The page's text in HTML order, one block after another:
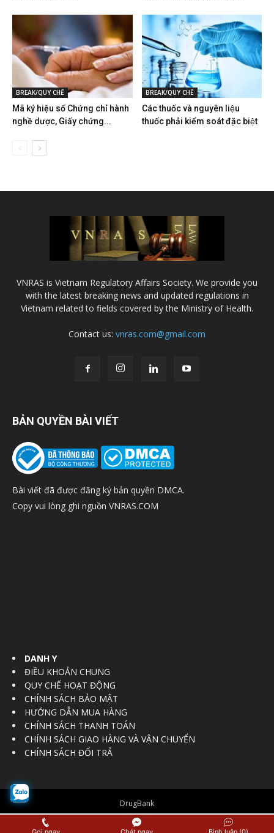
BREAK/QUY CHẾ
Mã ký hiệu số Chứng chỉ hành
nghề dược, Giấy chứng...
BREAK/QUY CHẾ
Các thuốc và nguyên liệu
thuốc phải kiểm soát đặc biệt
VNRAS is Vietnam Regulatory Affairs Society. We provide you
with the latest breaking news and updated regulations in
Vietnam related to fields covered by the Ministry of Health.
Contact us: vnras.com@gmail.com
BẢN QUYỀN BÀI VIẾT
Bài viết đã được đăng ký bản quyền DMCA.
Copy vui lòng ghi nguồn VNRAS.COM
DANH Y
ĐIỀU KHOẢN CHUNG
QUY CHẾ HOẠT ĐỘNG
CHÍNH SÁCH BẢO MẬT
HƯỚNG DẪN MUA HÀNG
CHÍNH SÁCH THANH TOÁN
CHÍNH SÁCH GIAO HÀNG VÀ VẬN CHUYỂN
CHÍNH SÁCH ĐỔI TRẢ
DrugBank
© Copyright 2016 - 2017 Vietnam Regulatory Affairs Society